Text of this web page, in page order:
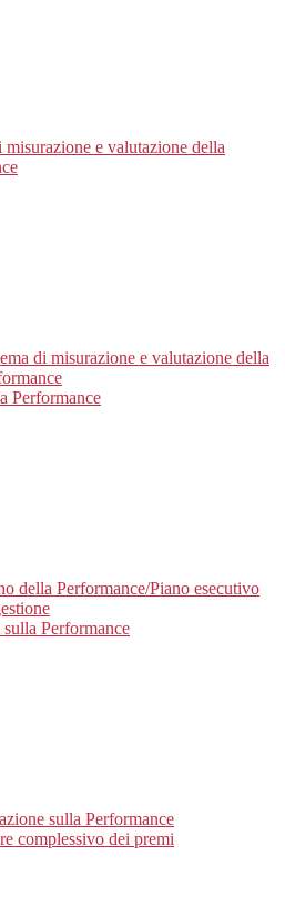
misurazione e valutazione della
di misurazione e valutazione della
Performance
della Performance/Piano esecutivo
Performance
sulla Performance
complessivo dei premi